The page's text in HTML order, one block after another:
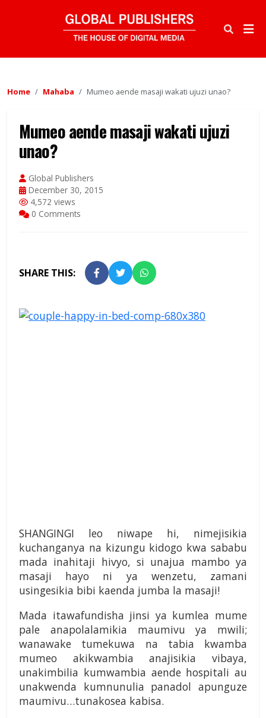
Home Mahaba Mumeo aende masaji wakati ujuzi unao?
Mumeo aende masaji wakati ujuzi
unao?
Global Publishers
December 30, 2015
4,572 views
0 Comments
SHARE THIS:
SHANGINGI leo niwape hi, nimejisikia
kuchanganya na kizungu kidogo kwa sababu
mada inahitaji hivyo, si unajua mambo ya
masaji hayo ni ya wenzetu, zamani
usingesikia bibi kaenda jumba la masaji!
Mada itawafundisha jinsi ya kumlea mume
pale anapolalamikia maumivu ya mwili;
wanawake tumekuwa na tabia kwamba
mumeo akikwambia anajisikia vibaya,
unakimbilia kumwambia aende hospitali au
unakwenda kumnunulia panadol apunguze
maumivu…tunakosea kabisa.